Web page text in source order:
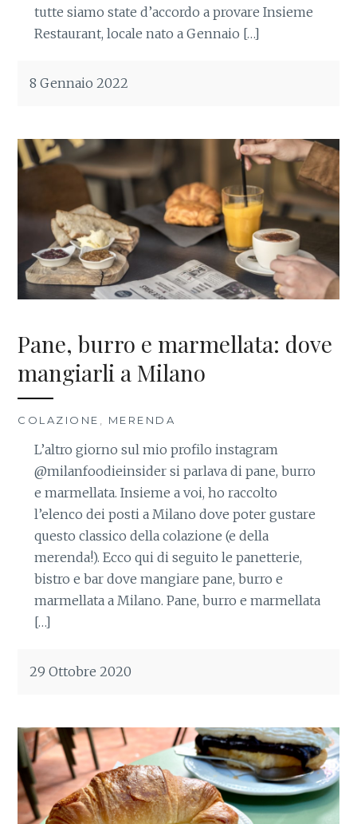
tutte siamo state d’accordo a provare Insieme
Restaurant, locale nato a Gennaio […]
8 Gennaio 2022
Pane, burro e marmellata: dove
mangiarli a Milano
COLAZIONE , MERENDA
L’altro giorno sul mio profilo instagram
@milanfoodieinsider si parlava di pane, burro
e marmellata. Insieme a voi, ho raccolto
l’elenco dei posti a Milano dove poter gustare
questo classico della colazione (e della
merenda!). Ecco qui di seguito le panetterie,
bistro e bar dove mangiare pane, burro e
marmellata a Milano. Pane, burro e marmellata
[…]
29 Ottobre 2020